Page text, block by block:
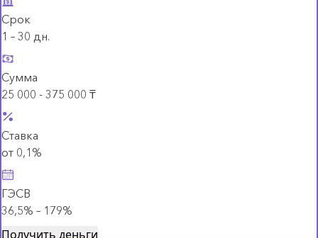
Срок
1 – 30 дн.
Сумма
25 000 - 375 000 ₸
Ставка
от 0,1%
ГЭСВ
36,5% – 179%
Получить деньги